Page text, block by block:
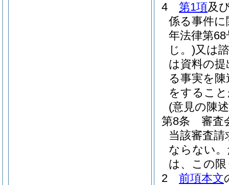
4
第1項及
係る事件に
年法律第68
じ。)又は
は資料の
る事実を
をするこ
(意見の陳
第8条
審査
当該審査
ならない。
は、この
2
前項本文